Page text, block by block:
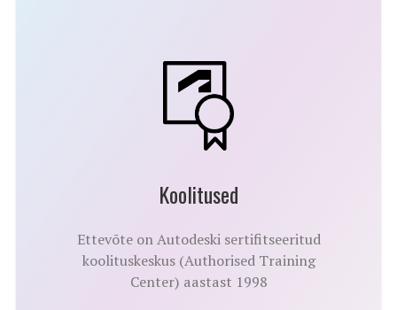
Koolitused
Ettevõte on Autodeski sertifitseeritud
koolituskeskus (Authorised Training
Center) aastast 1998